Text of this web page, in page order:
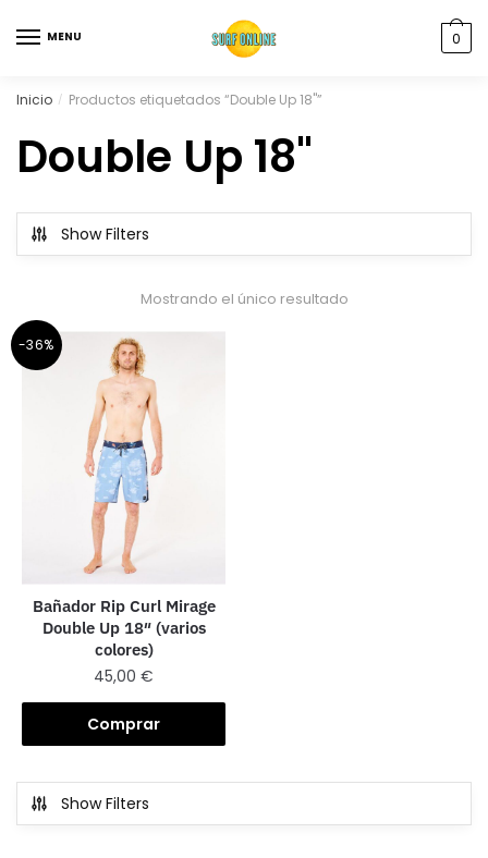
MENU 0
Inicio / Productos etiquetados “Double Up 18"”
Double Up 18"
Show Filters
Mostrando el único resultado
-36%
Bañador Rip Curl Mirage
Double Up 18″ (varios
colores)
45,00€
Comprar
Show Filters